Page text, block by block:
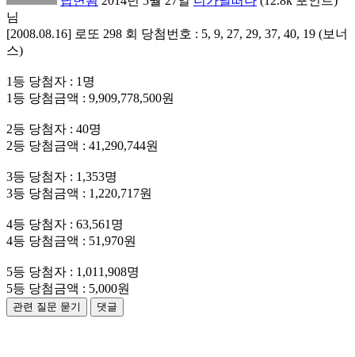
님
[2008.08.16] 로또 298 회 당첨번호 : 5, 9, 27, 29, 37, 40, 19 (보너
스)
1등 당첨자 : 1명
1등 당첨금액 : 9,909,778,500원
2등 당첨자 : 40명
2등 당첨금액 : 41,290,744원
3등 당첨자 : 1,353명
3등 당첨금액 : 1,220,717원
4등 당첨자 : 63,561명
4등 당첨금액 : 51,970원
5등 당첨자 : 1,011,908명
5등 당첨금액 : 5,000원